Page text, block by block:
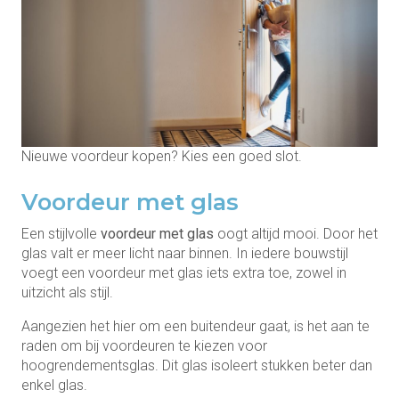
Nieuwe voordeur kopen? Kies een goed slot.
Voordeur met glas
Een stijlvolle voordeur met glas oogt altijd mooi. Door het
glas valt er meer licht naar binnen. In iedere bouwstijl
voegt een voordeur met glas iets extra toe, zowel in
uitzicht als stijl.
Aangezien het hier om een buitendeur gaat, is het aan te
raden om bij voordeuren te kiezen voor
hoogrendementsglas. Dit glas isoleert stukken beter dan
enkel glas.